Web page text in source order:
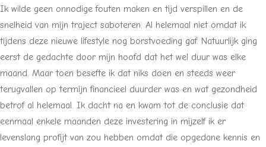
Ik wilde geen onnodige fouten maken en tijd verspillen en de
snelheid van mijn traject saboteren. Al helemaal niet omdat ik
tijdens deze nieuwe lifestyle nog borstvoeding gaf. Natuurlijk ging
eerst de gedachte door mijn hoofd dat het wel duur was elke
maand. Maar toen besefte ik dat niks doen en steeds weer
terugvallen op termijn financieel duurder was en wat gezondheid
betrof al helemaal. Ik dacht na en kwam tot de conclusie dat
eenmaal enkele maanden deze investering in mijzelf ik er
levenslang profijt van zou hebben omdat die opgedane kennis en